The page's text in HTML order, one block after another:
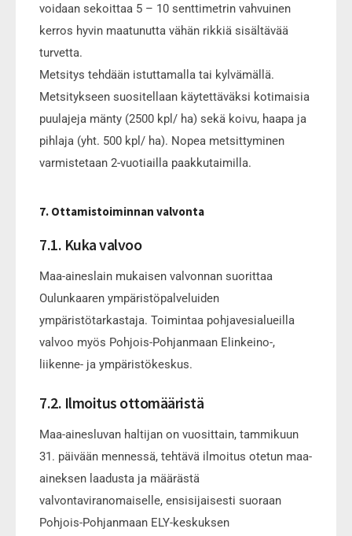
voidaan sekoittaa 5 – 10 senttimetrin vahvuinen
kerros hyvin maatunutta vähän rikkiä sisältävää
turvetta.
Metsitys tehdään istuttamalla tai kylvämällä.
Metsitykseen suositellaan käytettäväksi kotimaisia
puulajeja mänty (2500 kpl/ ha) sekä koivu, haapa ja
pihlaja (yht. 500 kpl/ ha). Nopea metsittyminen
varmistetaan 2-vuotiailla paakkutaimilla.
7. Ottamistoiminnan valvonta
7.1. Kuka valvoo
Maa-aineslain mukaisen valvonnan suorittaa
Oulunkaaren ympäristöpalveluiden
ympäristötarkastaja. Toimintaa pohjavesialueilla
valvoo myös Pohjois-Pohjanmaan Elinkeino-,
liikenne- ja ympäristökeskus.
7.2. Ilmoitus ottomääristä
Maa-ainesluvan haltijan on vuosittain, tammikuun
31. päivään mennessä, tehtävä ilmoitus otetun maa-
aineksen laadusta ja määrästä
valvontaviranomaiselle, ensisijaisesti suoraan
Pohjois-Pohjanmaan ELY-keskuksen